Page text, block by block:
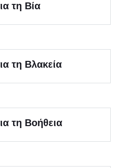
τη Βία
τη Βλακεία
τη Βοήθεια